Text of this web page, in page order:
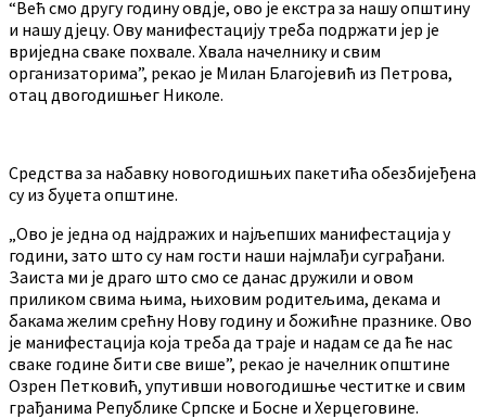
“Већ смо другу годину овдје, ово је екстра за нашу општину
и нашу дјецу. Ову манифестацију треба подржати јер је
вриједна сваке похвале. Хвала начелнику и свим
организаторима”, рекао је Милан Благојевић из Петрова,
отац двогодишњег Николе.
Средства за набавку новогодишњих пакетића обезбијеђена
су из буџета општине.
„Ово је једна од најдражих и најљепших манифестација у
години, зато што су нам гости наши најмлађи суграђани.
Заиста ми је драго што смо се данас дружили и овом
приликом свима њима, њиховим родитељима, декама и
бакама желим срећну Нову годину и божићне празнике. Ово
је манифестација која треба да траје и надам се да ће нас
сваке године бити све више”, рекао је начелник општине
Озрен Петковић, упутивши новогодишње честитке и свим
грађанима Републике Српске и Босне и Херцеговине.